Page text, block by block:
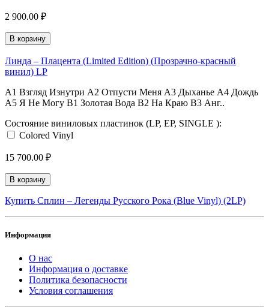
2 900.00 ₽
В корзину
Линда ‎– Плацента (Limited Edition) (Прозрачно-красный
винил) LP
A1 Взгляд Изнутри A2 Отпусти Меня A3 Дыханье A4 Дождь
A5 Я Не Могу B1 Золотая Вода B2 На Краю B3 Анг..
Состояние виниловых пластинок (LP, EP, SINGLE ):
Colored Vinyl
15 700.00 ₽
В корзину
Купить Сплин – Легенды Русского Рока (Blue Vinyl) (2LP)
Информация
О нас
Информация о доставке
Политика безопасности
Условия соглашения